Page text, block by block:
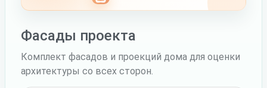
Фасады проекта
Комплект фасадов и проекций дома для оценки
архитектуры со всех сторон.